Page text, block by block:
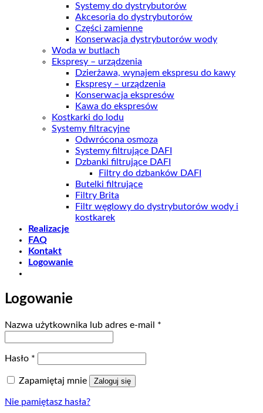
Systemy do dystrybutorów
Akcesoria do dystrybutorów
Części zamienne
Konserwacja dystrybutorów wody
Woda w butlach
Ekspresy – urządzenia
Dzierżawa, wynajem ekspresu do kawy
Ekspresy – urządzenia
Konserwacja ekspresów
Kawa do ekspresów
Kostkarki do lodu
Systemy filtracyjne
Odwrócona osmoza
Systemy filtrujące DAFI
Dzbanki filtrujące DAFI
Filtry do dzbanków DAFI
Butelki filtrujące
Filtry Brita
Filtr węglowy do dystrybutorów wody i
kostkarek
Realizacje
FAQ
Kontakt
Logowanie
Logowanie
Nazwa użytkownika lub adres e-mail *
Hasło *
Zapamiętaj mnie Zaloguj się
Nie pamiętasz hasła?